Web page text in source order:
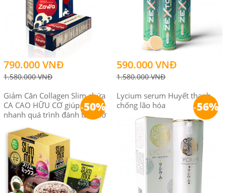
790.000 VNĐ
1.580.000 VNĐ
590.000 VNĐ
1.580.000 VNĐ
Giảm Cân Collagen Slim chứa
CA CAO HỮU CƠ giúp đẩy
nhanh quá trình đánh tan mỡ
-50%
Lycium serum Huyết thanh
chống lão hóa
-56%